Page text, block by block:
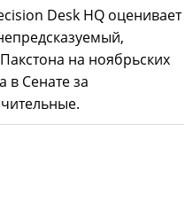
Desk HQ оценивает
на ноябрьских
в Сенате за